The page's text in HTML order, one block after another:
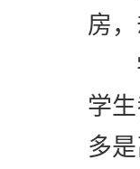
房
学
多